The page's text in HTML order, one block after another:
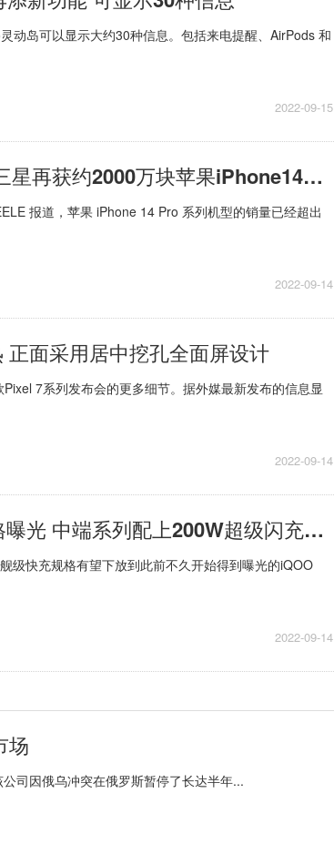
动岛可以显示大约30种信息。包括来电提醒、AirPods 和
2022-09-15
销量超出苹果预期 三星再获约2000万块苹果iPhone14系列面板订单
报道，苹果 iPhone 14 Pro 系列机型的销量已经超出
2022-09-14
面采用居中挖孔全面屏设计
7系列发布会的更多细节。据外媒最新发布的信息显
2022-09-14
iQOONeo7快充规格曝光 中端系列配上200W超级闪充充电头
级快充规格有望下放到此前不久开始得到曝光的iQOO
2022-09-14
场
司因俄乌冲突在俄罗斯暂停了长达半年...